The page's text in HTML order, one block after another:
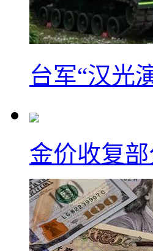
台军“汉光
金价收复